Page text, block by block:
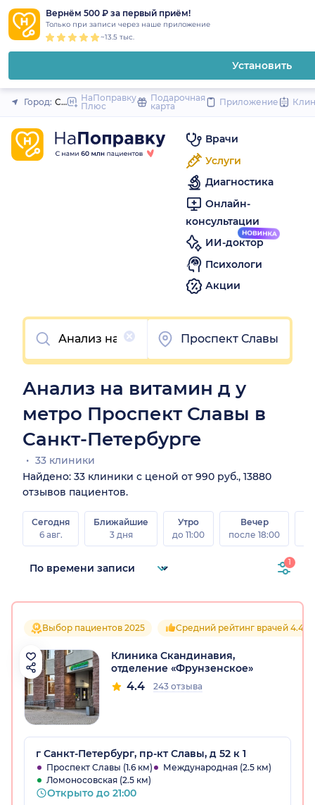
Вернём 500 ₽ за первый приём!
Только при записи через наше приложение
~13.5 тыс.
Установить
Закрыть
Город: Санкт-Петербург
НаПоправку
Плюс
Подарочная
карта
Приложение
Врачи
Услуги
Диагностика
Онлайн-
консультации
ИИ-доктор
Психологи
Акции
Очистить
Проспект Славы
Анализ на витамин д у
метро Проспект Славы в
Санкт-Петербурге
33 клиники
Найдено: 33 клиники с ценой от 990 руб., 13880
отзывов пациентов.
Сегодня
6 авг.
Ближайшие
3 дня
Утро
до 11:00
Вечер
после 18:00
1
Выбор пациентов 2025 Средний рейтинг врачей 4.4
Клиника Скандинавия,
отделение «Фрунзенское»
4.4 243 отзыва
г Санкт-Петербург, пр-кт Славы, д 52 к 1
Проспект Славы (1.6 км)
Международная (2.5 км)
Ломоносовская (2.5 км)
Открыто до 21:00